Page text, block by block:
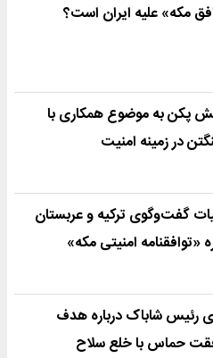
مکه» علیه ایران است؟
پکن به موضوع همکاری با
در زمینه امنیت
گفت‌وگوی ترکیه و عربستان
«توافقنامه امنیتی مکه»
رئیس شاباک درباره هدف
حماس با خلع سلاح